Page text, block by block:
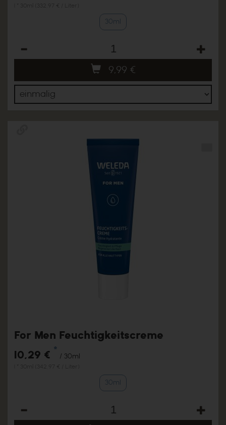
30ml
9,99 €
For Men Feuchtigkeitscreme
10,29 € *
/ 30ml
30ml